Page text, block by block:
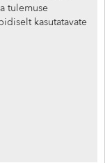
tulemuse
kasutatavate